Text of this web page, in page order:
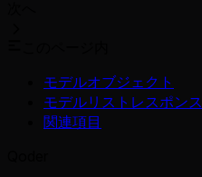
モデルオブジェクト
モデルリストレスポンス
関連項目